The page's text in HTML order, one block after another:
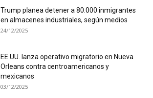
Trump planea detener a 80.000 inmigrantes
en almacenes industriales, según medios
24/12/2025
EE.UU. lanza operativo migratorio en Nueva
Orleans contra centroamericanos y
mexicanos
03/12/2025